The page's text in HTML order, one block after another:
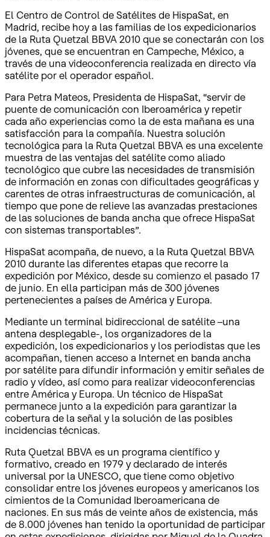
El Centro de Control de Satélites de HispaSat, en
Madrid, recibe hoy a las familias de los expedicionarios
de la Ruta Quetzal BBVA 2010 que se conectarán con los
jóvenes, que se encuentran en Campeche, México, a
través de una videoconferencia realizada en directo vía
satélite por el operador español.
Para Petra Mateos, Presidenta de HispaSat, “servir de
puente de comunicación con Iberoamérica y repetir
cada año experiencias como la de esta mañana es una
satisfacción para la compañía. Nuestra solución
tecnológica para la Ruta Quetzal BBVA es una excelente
muestra de las ventajas del satélite como aliado
tecnológico que cubre las necesidades de transmisión
de información en zonas con dificultades geográficas y
carentes de otras infraestructuras de comunicación, al
tiempo que pone de relieve las avanzadas prestaciones
de las soluciones de banda ancha que ofrece HispaSat
con sistemas transportables”.
HispaSat acompaña, de nuevo, a la Ruta Quetzal BBVA
2010 durante las diferentes etapas que recorre la
expedición por México, desde su comienzo el pasado 17
de junio. En ella participan más de 300 jóvenes
pertenecientes a países de América y Europa.
Mediante un terminal bidireccional de satélite –una
antena desplegable-, los organizadores de la
expedición, los expedicionarios y los periodistas que les
acompañan, tienen acceso a Internet en banda ancha
por satélite para difundir información y emitir señales de
radio y vídeo, así como para realizar videoconferencias
entre América y Europa. Un técnico de HispaSat
permanece junto a la expedición para garantizar la
cobertura de la señal y la solución de las posibles
incidencias técnicas.
Ruta Quetzal BBVA es un programa científico y
formativo, creado en 1979 y declarado de interés
universal por la UNESCO, que tiene como objetivo
consolidar entre los jóvenes europeos y americanos los
cimientos de la Comunidad Iberoamericana de
naciones. En sus más de veinte años de existencia, más
de 8.000 jóvenes han tenido la oportunidad de participar